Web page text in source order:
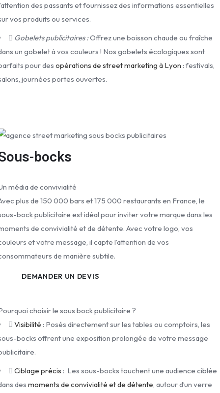
des passants et fournissez des informations essentielles
vos produits ou services.
Gobelets publicitaires :Offrez une boisson chaude ou fraîche
un gobelet à vos couleurs ! Nos gobelets écologiques sont
pour desopérations de street marketing à Lyon : festivals,
journées portes ouvertes.
bocks
média de convivialité
plus de 150 000 bars et 175 000 restaurants en France, le
bock publicitaire est idéal pour inviter votre marque dans les
de convivialité et de détente. Avec votre logo, vos
et votre message, il capte l’attention de vos
de manière subtile.
DEMANDER UN DEVIS
choisir le sous bock publicitaire ?
Visibilité : Posés directement sur les tables ou comptoirs, les
bocks offrent une exposition prolongée de votre message
Ciblage précis : Les sous-bocks touchent une audience ciblée
desmoments de convivialité et de détente, autour d’un verre